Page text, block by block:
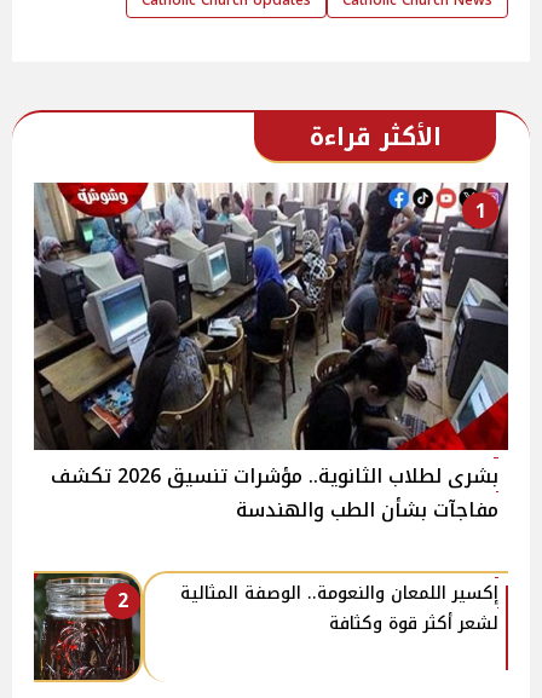
الأكثر قراءة
1
بشرى لطلاب الثانوية.. مؤشرات تنسيق 2026 تكشف
مفاجآت بشأن الطب والهندسة
2
إكسير اللمعان والنعومة.. الوصفة المثالية
لشعر أكثر قوة وكثافة